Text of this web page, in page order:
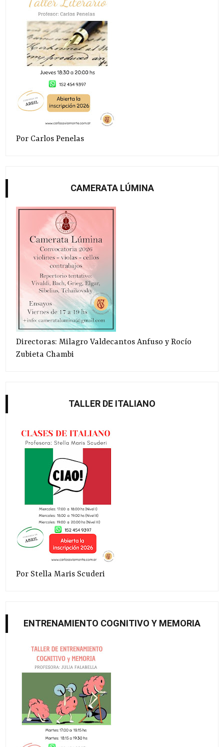
Por Carlos Penelas
CAMERATA LÚMINA
Directoras: Milagro Valdecantos Anfuso y Rocío
Zubieta Chambi
TALLER DE ITALIANO
Por Stella Maris Scuderi
ENTRENAMIENTO COGNITIVO Y MEMORIA